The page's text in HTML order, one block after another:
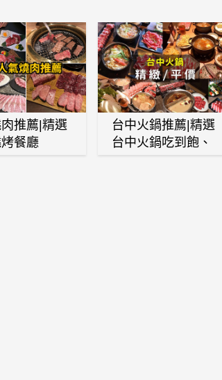
推薦|精選
餐廳
台中火鍋推薦|精選
台中火鍋吃到飽、